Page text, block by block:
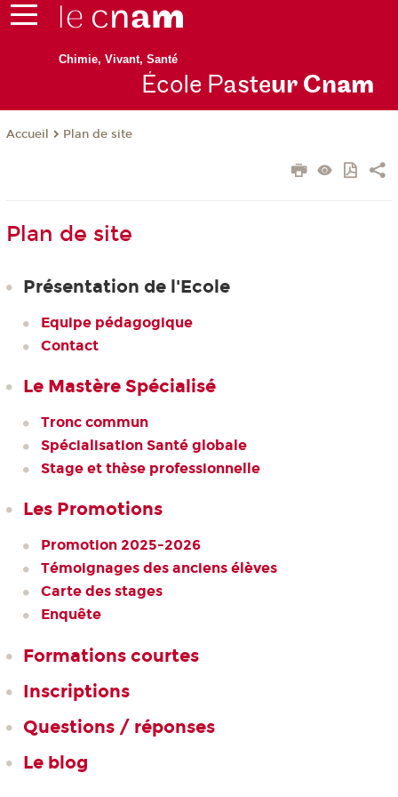
Chimie, Vivant, Santé
École Pasteur Cnam
Accueil Plan de site
Plan de site
Présentation de l'Ecole
Equipe pédagogique
Contact
Le Mastère Spécialisé
Tronc commun
Spécialisation Santé globale
Stage et thèse professionnelle
Les Promotions
Promotion 2025-2026
Témoignages des anciens élèves
Carte des stages
Enquête
Formations courtes
Inscriptions
Questions / réponses
Le blog